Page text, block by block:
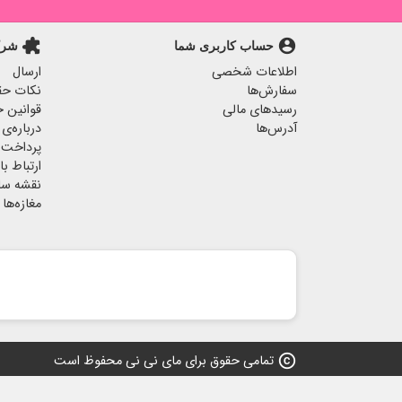
account_circle حساب کاربری شما
اطلاعات شخصی
سفارش‌ها
رسیدهای مالی
آدرس‌ها
extension
ارسال
نکات
قوانین
ارتباط
نقشه
مغازه‌ها
copyright تمامی حقوق برای مای نی نی محفوظ است